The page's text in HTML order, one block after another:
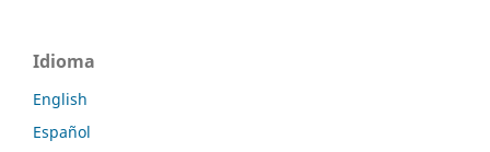
Idioma
English
Español